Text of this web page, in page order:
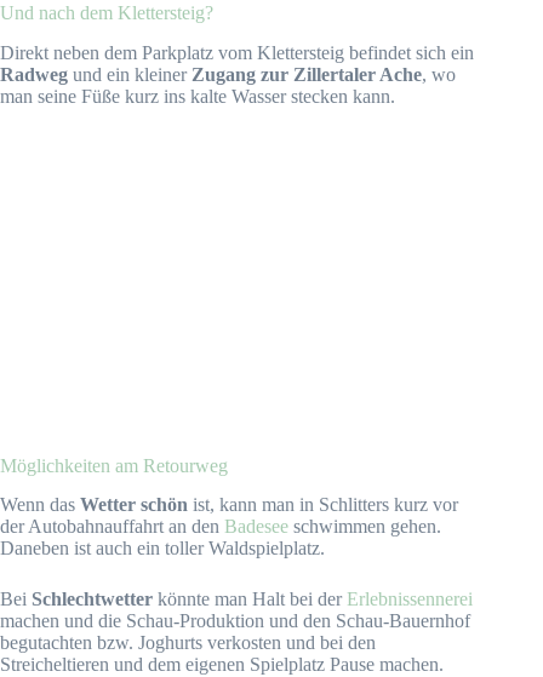
Und nach dem Klettersteig?
Direkt neben dem Parkplatz vom Klettersteig befindet sich ein
Radweg und ein kleiner Zugang zur Zillertaler Ache, wo
man seine Füße kurz ins kalte Wasser stecken kann.
Möglichkeiten am Retourweg
Wenn das Wetter schön ist, kann man in Schlitters kurz vor
der Autobahnauffahrt an den Badesee schwimmen gehen.
Daneben ist auch ein toller Waldspielplatz.
Bei Schlechtwetter könnte man Halt bei der Erlebnissennerei
machen und die Schau-Produktion und den Schau-Bauernhof
begutachten bzw. Joghurts verkosten und bei den
Streicheltieren und dem eigenen Spielplatz Pause machen.